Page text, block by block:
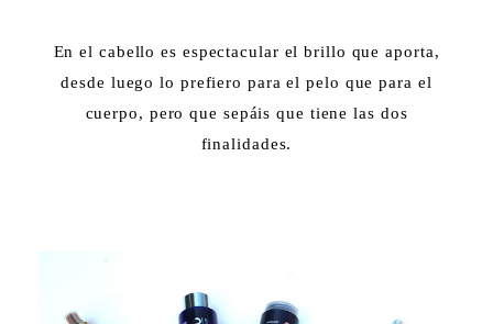
En el cabello es espectacular el brillo que aporta,
desde luego lo prefiero para el pelo que para el
cuerpo, pero que sepáis que tiene las dos
finalidades.